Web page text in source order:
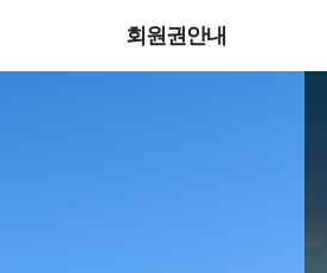
회원권안내